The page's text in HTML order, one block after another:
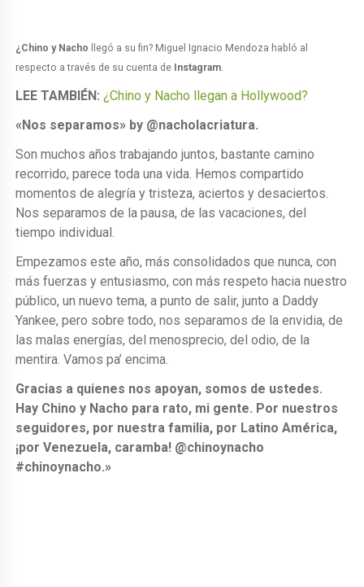
¿Chino y Nacho llegó a su fin? Miguel Ignacio Mendoza habló al
respecto a través de su cuenta de Instagram
LEE TAMBIÉN: ¿Chino y Nacho llegan a Hollywood?
«Nos separamos» by @nacholacriatura.
Son muchos años trabajando juntos, bastante camino
recorrido, parece toda una vida. Hemos compartido
momentos de alegría y tristeza, aciertos y desaciertos.
Nos separamos de la pausa, de las vacaciones, del
tiempo individual.
Empezamos este año, más consolidados que nunca, con
más fuerzas y entusiasmo, con más respeto hacia nuestro
público, un nuevo tema, a punto de salir, junto a Daddy
Yankee, pero sobre todo, nos separamos de la envidia, de
las malas energías, del menosprecio, del odio, de la
mentira. Vamos pa’ encima.
Gracias a quienes nos apoyan, somos de ustedes.
Hay Chino y Nacho para rato, mi gente. Por nuestros
seguidores, por nuestra familia, por Latino América,
¡por Venezuela, caramba! @chinoynacho
#chinoynacho.»